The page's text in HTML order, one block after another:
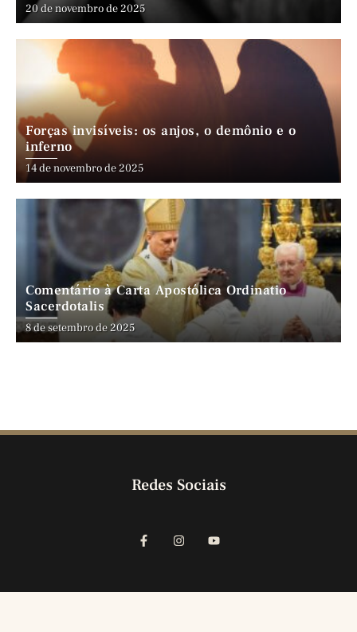
20 de novembro de 2025
Forças invisíveis: os anjos, o demônio e o
inferno
14 de novembro de 2025
Comentário à Carta Apostólica Ordinatio
Sacerdotalis
8 de setembro de 2025
Redes Sociais